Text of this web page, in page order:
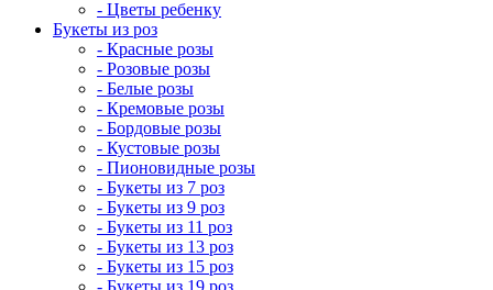
- Цветы ребенку
Букеты из роз
- Красные розы
- Розовые розы
- Белые розы
- Кремовые розы
- Бордовые розы
- Кустовые розы
- Пионовидные розы
- Букеты из 7 роз
- Букеты из 9 роз
- Букеты из 11 роз
- Букеты из 13 роз
- Букеты из 15 роз
- Букеты из 19 роз